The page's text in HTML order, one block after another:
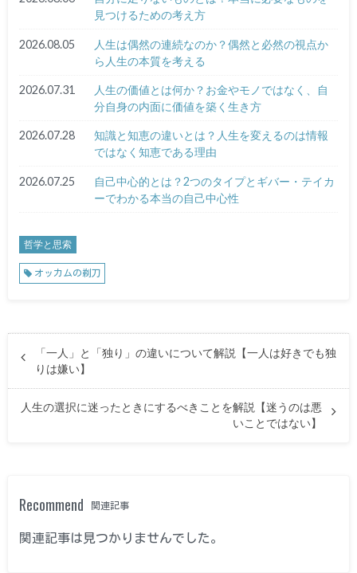
見つけるための考え方
2026.08.05
人生は偶然の連続なのか？偶然と必然の視点か
ら人生の本質を考える
2026.07.31
人生の価値とは何か？お金やモノではなく、自
分自身の内面に価値を築く生き方
2026.07.28
知識と知恵の違いとは？人生を変えるのは情報
ではなく知恵である理由
2026.07.25
自己中心的とは？2つのタイプとギバー・テイカ
ーでわかる本当の自己中心性
哲学と思索
オッカムの剃刀
「一人」と「独り」の違いについて解説【一人は好きでも独
りは嫌い】
人生の選択に迷ったときにするべきことを解説【迷うのは悪
いことではない】
Recommend 関連記事
関連記事は見つかりませんでした。